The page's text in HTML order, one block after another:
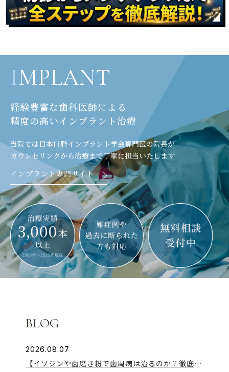
IMPLANT
経験豊富な歯科医師による
精度の高いインプラント治療
当院では日本口腔インプラント学会専門医の院長が
カウンセリングから治療まで丁寧に担当いたします
インプラント専門サイト
BLOG
2026.08.07
【イソジンや歯磨き粉で歯周病は治るのか？徹底解説！】